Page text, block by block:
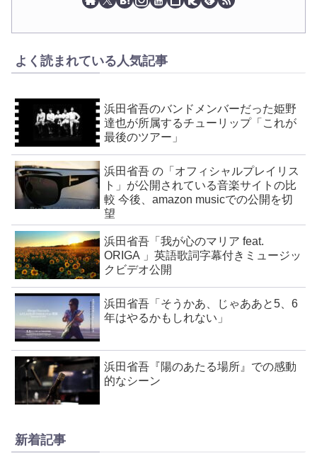
よく読まれている人気記事
浜田省吾のバンドメンバーだった姫野
達也が所属するチューリップ「これが
最後のツアー」
浜田省吾 の「オフィシャルプレイリス
ト」が公開されている音楽サイトの比
較 今後、amazon musicでの公開を切
望
浜田省吾「我が心のマリア feat.
ORIGA 」英語歌詞字幕付きミュージッ
クビデオ公開
浜田省吾「そうかあ、じゃああと5、6
年はやるかもしれない」
浜田省吾『陽のあたる場所』での感動
的なシーン
新着記事